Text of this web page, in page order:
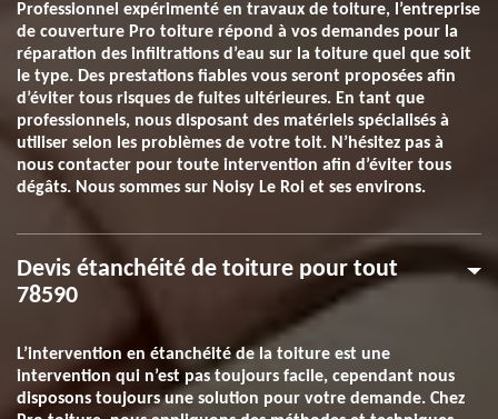
Professionnel expérimenté en travaux de toiture, l’entreprise
de couverture Pro toiture répond à vos demandes pour la
réparation des infiltrations d’eau sur la toiture quel que soit
le type. Des prestations fiables vous seront proposées afin
d’éviter tous risques de fuites ultérieures. En tant que
professionnels, nous disposant des matériels spécialisés à
utiliser selon les problèmes de votre toit. N’hésitez pas à
nous contacter pour toute intervention afin d’éviter tous
dégâts. Nous sommes sur Noisy Le Roi et ses environs.
Devis étanchéité de toiture pour tout
78590
L’intervention en étanchéité de la toiture est une
intervention qui n’est pas toujours facile, cependant nous
disposons toujours une solution pour votre demande. Chez